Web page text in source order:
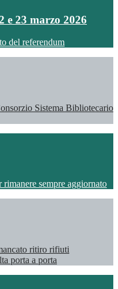
e 23 marzo 2026
del referendum
Sistema Bibliotecario
sempre aggiornato
ritiro rifiuti
porta a porta